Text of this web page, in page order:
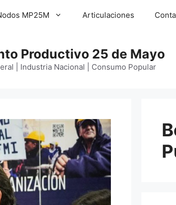
MP25M Articulaciones
Productivo 25 de Mayo
| Industria Nacional | Consumo Popular